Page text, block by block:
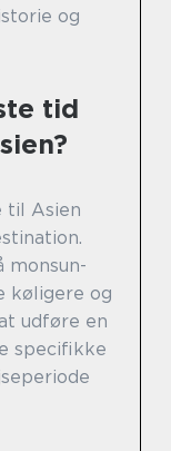
og
tid
til Asien
monsun-
køligere og
udføre en
specifikke